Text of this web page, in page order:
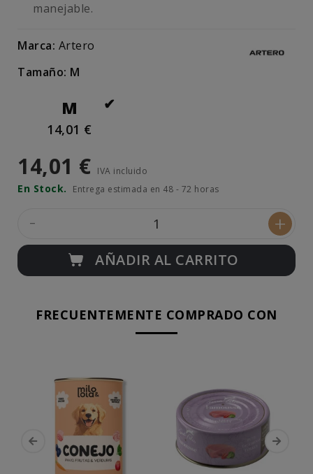
manejable.
Marca: Artero
Tamaño: M
M
14,01 €
14,01 € IVA incluido
En Stock. Entrega estimada en 48 - 72 horas
- +
AÑADIR AL CARRITO
FRECUENTEMENTE COMPRADO CON